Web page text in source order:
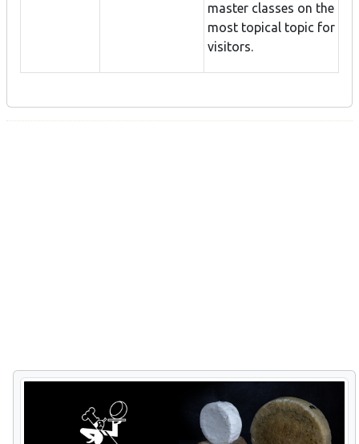
master classes on the
most topical topic for
visitors.